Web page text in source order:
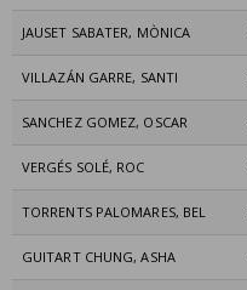
JAUSET SABATER, MÒNICA
VILLAZÁN GARRE, SANTI
SANCHEZ GOMEZ, OSCAR
VERGÉS SOLÉ, ROC
TORRENTS PALOMARES, BEL
GUITART CHUNG, ASHA